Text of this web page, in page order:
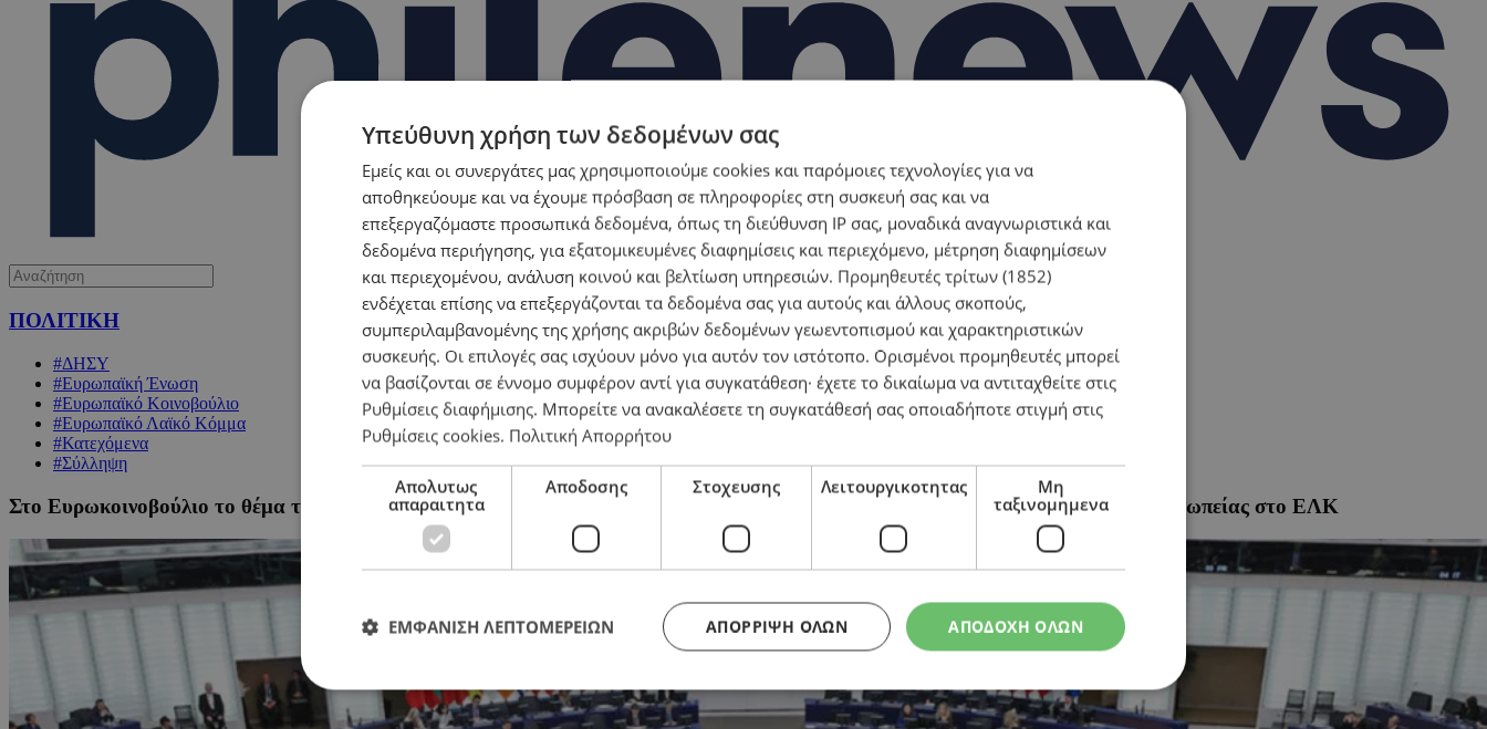
ΠΟΛΙΤΙΚΗ
#ΔΗΣΥ
#Ευρωπαϊκή Ένωση
#Ευρωπαϊκό Κοινοβούλιο
#Ευρωπαϊκό Λαϊκό Κόμμα
#Κατεχόμενα
#Σύλληψη
Στο Ευρωκοινοβούλιο το θέμα της παράνομης κράτησης των πέντε Ε/κ στα κατεχόμενα με πρωτοβουλία της Κυπριακής Αντιπροσωπείας στο ΕΛΚ
Υπεύθυνη χρήση των δεδομένων σας
Εμείς και οι συνεργάτες μας χρησιμοποιούμε cookies και παρόμοιες τεχνολογίες για να
αποθηκεύουμε και να έχουμε πρόσβαση σε πληροφορίες στη συσκευή σας και να
επεξεργαζόμαστε προσωπικά δεδομένα, όπως τη διεύθυνση IP σας, μοναδικά αναγνωριστικά και
δεδομένα περιήγησης, για εξατομικευμένες διαφημίσεις και περιεχόμενο, μέτρηση διαφημίσεων
και περιεχομένου, ανάλυση κοινού και βελτίωση υπηρεσιών. Προμηθευτές τρίτων (1852)
ενδέχεται επίσης να επεξεργάζονται τα δεδομένα σας για αυτούς και άλλους σκοπούς,
συμπεριλαμβανομένης της χρήσης ακριβών δεδομένων γεωεντοπισμού και χαρακτηριστικών
συσκευής. Οι επιλογές σας ισχύουν μόνο για αυτόν τον ιστότοπο. Ορισμένοι προμηθευτές μπορεί
να βασίζονται σε έννομο συμφέρον αντί για συγκατάθεση· έχετε το δικαίωμα να αντιταχθείτε στις
Ρυθμίσεις διαφήμισης. Μπορείτε να ανακαλέσετε τη συγκατάθεσή σας οποιαδήποτε στιγμή στις
Ρυθμίσεις cookies. Πολιτική Απορρήτου
Απολυτως
απαραιτητα
Αποδοσης Στοχευσης Λειτουργικοτητας
Μη
ταξινομημενα
ΑΠΟΔΟΧΗ ΟΛΩΝ
ΑΠΌΡΡΙΨΗ ΌΛΩΝ
ΕΜΦΑΝΙΣΗ ΛΕΠΤΟΜΕΡΕΙΩΝ